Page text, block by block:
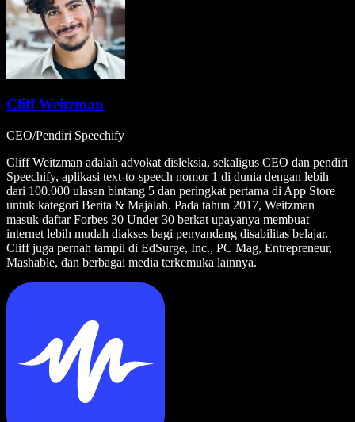
Cliff Weitzman
CEO/Pendiri Speechify
Cliff Weitzman adalah advokat disleksia, sekaligus CEO dan pendiri
Speechify, aplikasi text-to-speech nomor 1 di dunia dengan lebih
dari 100.000 ulasan bintang 5 dan peringkat pertama di App Store
untuk kategori Berita & Majalah. Pada tahun 2017, Weitzman
masuk daftar Forbes 30 Under 30 berkat upayanya membuat
internet lebih mudah diakses bagi penyandang disabilitas belajar.
Cliff juga pernah tampil di EdSurge, Inc., PC Mag, Entrepreneur,
Mashable, dan berbagai media terkemuka lainnya.